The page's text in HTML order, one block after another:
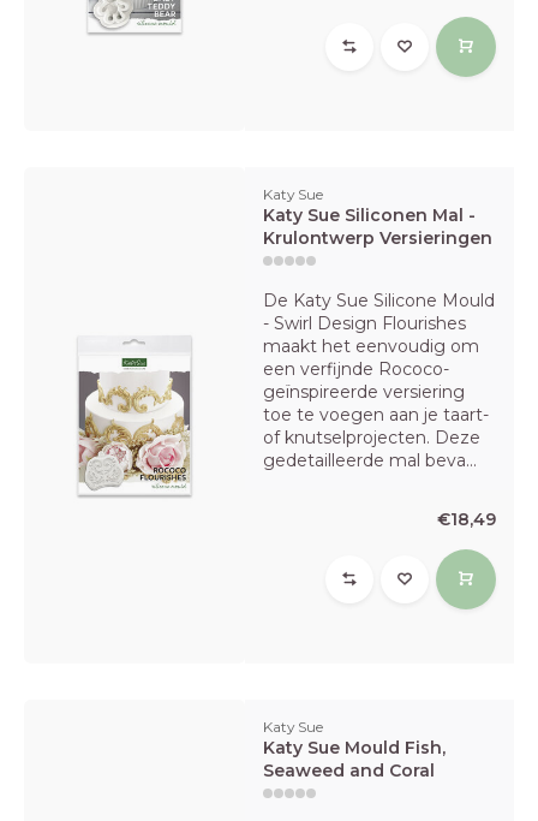
Katy Sue
Katy Sue Siliconen Mal -
Krulontwerp Versieringen
De Katy Sue Silicone Mould
- Swirl Design Flourishes
maakt het eenvoudig om
een verfijnde Rococo-
geïnspireerde versiering
toe te voegen aan je taart-
of knutselprojecten. Deze
gedetailleerde mal beva...
€18,49
Katy Sue
Katy Sue Mould Fish,
Seaweed and Coral